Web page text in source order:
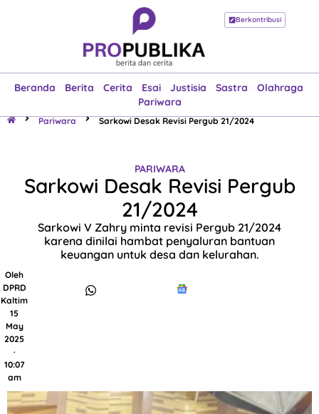
Berkontribusi
Beranda Berita Cerita Esai Justisia Sastra
Olahraga
Pariwara
Beranda
Esai
Justisia
Sastra
Olahraga
Pariwara
Pariwara Sarkowi Desak Revisi Pergub 21/2024
PARIWARA
Sarkowi Desak Revisi Pergub
21/2024
Sarkowi V Zahry minta revisi Pergub 21/2024
karena dinilai hambat penyaluran bantuan
keuangan untuk desa dan kelurahan.
Oleh
DPRD
Kaltim
15
May
2025
·
10:07
am